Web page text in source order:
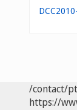
/contact/
https://